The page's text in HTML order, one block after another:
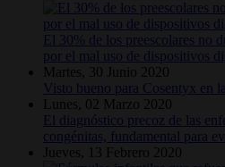
El 30% de los preescolares no
por el mal uso de dispositivos
Martes, 30 Junio 2020
Visto bueno para Cosentyx en
Lunes, 02 Marzo 2020
El diagnóstico precoz de las
congénitas, fundamental para
Jueves, 13 Febrero 2020